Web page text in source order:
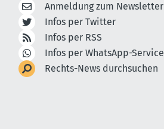
Anmeldung zum Newsletter
Infos per Twitter
Infos per RSS
Infos per WhatsApp-Service
Rechts-News durchsuchen